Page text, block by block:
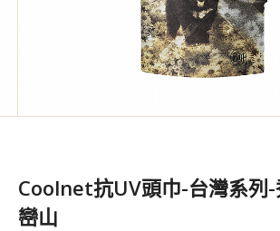
Coolnet抗UV頭巾-台灣系列
巒山